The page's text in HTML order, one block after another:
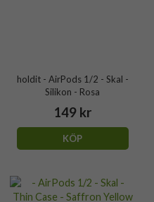
holdit - AirPods 1/2 - Skal -
Silikon - Rosa
149 kr
KÖP